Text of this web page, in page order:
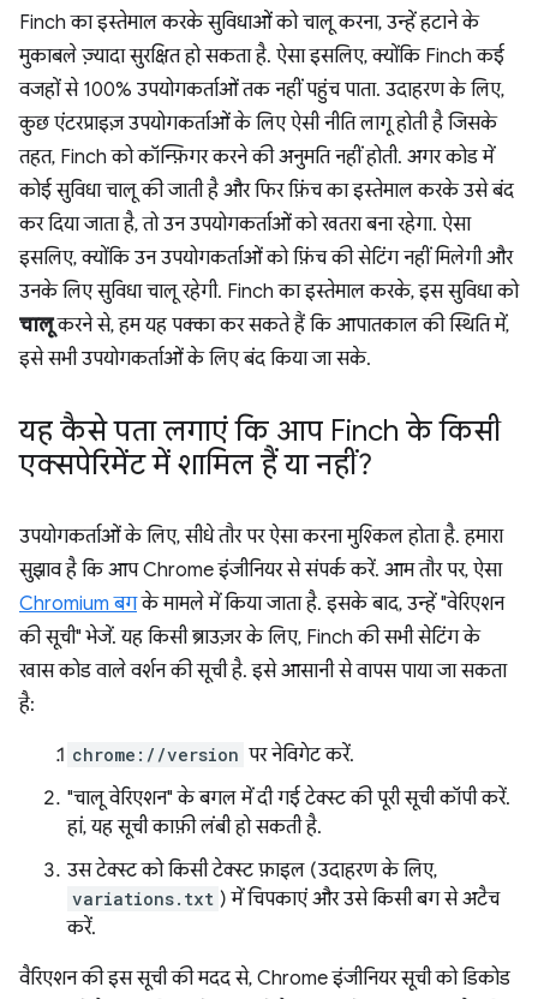
Finch का इस्तेमाल करके सुविधाओं को चालू करना, उन्हें हटाने के
मुकाबले ज़्यादा सुरक्षित हो सकता है. ऐसा इसलिए, क्योंकि Finch कई
वजहों से 100% उपयोगकर्ताओं तक नहीं पहुंच पाता. उदाहरण के लिए,
कुछ एंटरप्राइज़ उपयोगकर्ताओं के लिए ऐसी नीति लागू होती है जिसके
तहत, Finch को कॉन्फ़िगर करने की अनुमति नहीं होती. अगर कोड में
कोई सुविधा चालू की जाती है और फिर फ़िंच का इस्तेमाल करके उसे बंद
कर दिया जाता है, तो उन उपयोगकर्ताओं को खतरा बना रहेगा. ऐसा
इसलिए, क्योंकि उन उपयोगकर्ताओं को फ़िंच की सेटिंग नहीं मिलेगी और
उनके लिए सुविधा चालू रहेगी. Finch का इस्तेमाल करके, इस सुविधा को
चालूकरने से, हम यह पक्का कर सकते हैं कि आपातकाल की स्थिति में,
इसे सभी उपयोगकर्ताओं के लिए बंद किया जा सके.
यह कैसे पता लगाएं कि आप Finch के किसी
एक्सपेरिमेंट में शामिल हैं या नहीं?
उपयोगकर्ताओं के लिए, सीधे तौर पर ऐसा करना मुश्किल होता है. हमारा
सुझाव है कि आप Chrome इंजीनियर से संपर्क करें. आम तौर पर, ऐसा
Chromium बगके मामले में किया जाता है. इसके बाद, उन्हें "वेरिएशन
की सूची" भेजें. यह किसी ब्राउज़र के लिए, Finch की सभी सेटिंग के
खास कोड वाले वर्शन की सूची है. इसे आसानी से वापस पाया जा सकता
है:
chrome://version पर नेविगेट करें.
"चालू वेरिएशन" के बगल में दी गई टेक्स्ट की पूरी सूची कॉपी करें.
हां, यह सूची काफ़ी लंबी हो सकती है.
उस टेक्स्ट को किसी टेक्स्ट फ़ाइल (उदाहरण के लिए,
variations.txt ) में चिपकाएं और उसे किसी बग से अटैच
करें.
वैरिएशन की इस सूची की मदद से, Chrome इंजीनियर सूची को डिकोड